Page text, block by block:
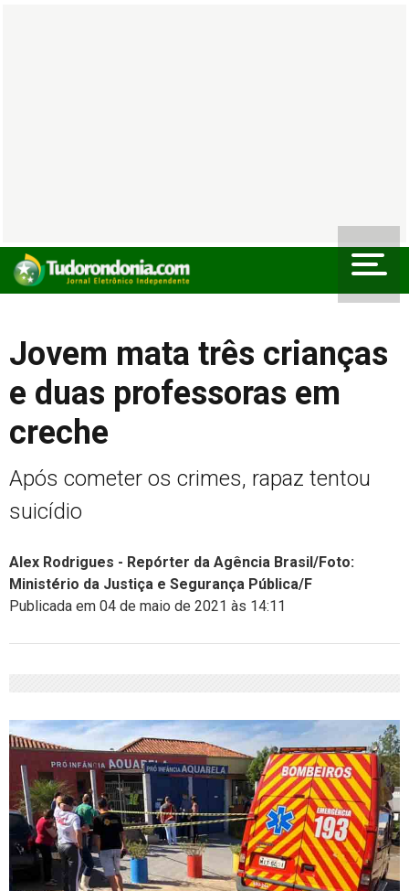
Jovem mata três crianças
e duas professoras em
creche
Após cometer os crimes, rapaz tentou
suicídio
Alex Rodrigues - Repórter da Agência Brasil/Foto:
Ministério da Justiça e Segurança Pública/F
Publicada em 04 de maio de 2021 às 14:11